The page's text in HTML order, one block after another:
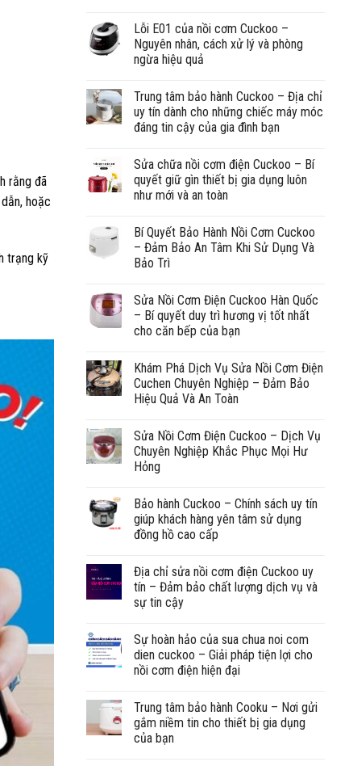
rằng đã
hoặc
trạng kỹ
Lỗi E01 của nồi cơm Cuckoo –
Nguyên nhân, cách xử lý và phòng
ngừa hiệu quả
Trung tâm bảo hành Cuckoo – Địa chỉ
uy tín dành cho những chiếc máy móc
đáng tin cậy của gia đình bạn
Sửa chữa nồi cơm điện Cuckoo – Bí
quyết giữ gìn thiết bị gia dụng luôn
như mới và an toàn
Bí Quyết Bảo Hành Nồi Cơm Cuckoo
– Đảm Bảo An Tâm Khi Sử Dụng Và
Bảo Trì
Sửa Nồi Cơm Điện Cuckoo Hàn Quốc
– Bí quyết duy trì hương vị tốt nhất
cho căn bếp của bạn
Khám Phá Dịch Vụ Sửa Nồi Cơm Điện
Cuchen Chuyên Nghiệp – Đảm Bảo
Hiệu Quả Và An Toàn
Sửa Nồi Cơm Điện Cuckoo – Dịch Vụ
Chuyên Nghiệp Khắc Phục Mọi Hư
Hỏng
Bảo hành Cuckoo – Chính sách uy tín
giúp khách hàng yên tâm sử dụng
đồng hồ cao cấp
Địa chỉ sửa nồi cơm điện Cuckoo uy
tín – Đảm bảo chất lượng dịch vụ và
sự tin cậy
Sự hoàn hảo của sua chua noi com
dien cuckoo – Giải pháp tiện lợi cho
nồi cơm điện hiện đại
Trung tâm bảo hành Cooku – Nơi gửi
gắm niềm tin cho thiết bị gia dụng
của bạn